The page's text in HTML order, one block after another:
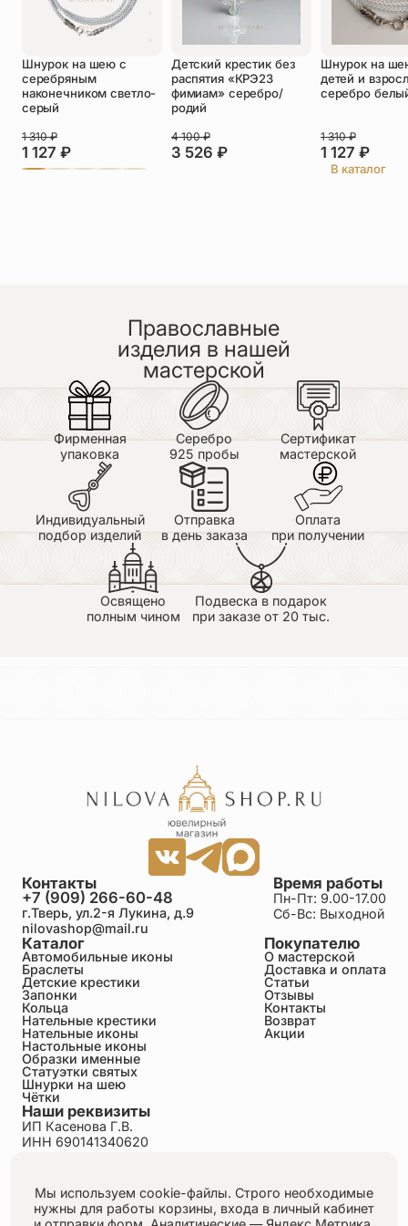
Оставить отзыв
Подтверждаю свое согласие с
политикой конфиденциальностии даю
согласие на обработку персональных
данных
Пока нет отзывов. Будьте первым!
Шнурок на шею с
серебряным
наконечником светло-
серый
1 127 ₽
1 310₽
Детский крестик без
распятия «КРЭ23
фимиам» серебро/
родий
3 526 ₽
4 100₽
Шнурок на
детей и
серебро
1 127 ₽
1 310₽
В каталог
Православные
изделия в нашей
мастерской
Фирменная
упаковка
Серебро
925 пробы
Сертификат
мастерской
Индивидуальный
подбор изделий
Отправка
в день заказа
Оплата
при получении
Освящено
полным чином
Подвеска в подарок
при заказе от 20 тыс.
Каталог
Автомобильные иконы
Браслеты
Детские крестики
Запонки
Кольца
Нательные крестики
Нательные иконы
Настольные иконы
Образки именные
Статуэтки святых
Шнурки на шею
Чётки
Покупателю
О мастерской
Доставка и оплата
Статьи
Отзывы
Контакты
Возврат
Акции
Время работы
Пн-Пт: 9.00-17.00
Сб-Вс: Выходной
Контакты
+7 (909) 266-60-48
г.Тверь, ул.2-я Лукина, д.9
nilovashop@mail.ru
Наши реквизиты
ИП Касенова Г.В.
ИНН 690141340620
Пользовательское соглашение
Публичная оферта
Согласие на обработку персональных данных
Мы используем cookie-файлы. Строго необходимые
нужны для работы корзины, входа в личный кабинет